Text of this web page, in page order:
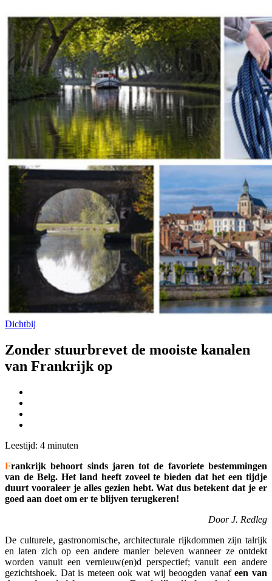
Dichtbij
Zonder stuurbrevet de mooiste kanalen
van Frankrijk op
Leestijd: 4 minuten
Frankrijk behoort sinds jaren tot de favoriete bestemmingen
van de Belg. Het land heeft zoveel te bieden dat het een tijdje
duurt vooraleer je alles gezien hebt. Wat dus betekent dat je er
goed aan doet om er te blijven terugkeren!
DoorJ. Redleg
De culturele, gastronomische, architecturale rijkdommen zijn talrijk
en laten zich op een andere manier beleven wanneer ze ontdekt
worden vanuit een vernieuw(en)d perspectief; vanuit een andere
gezichtshoek. Dat is meteen ook wat wij beoogden vanafeen van